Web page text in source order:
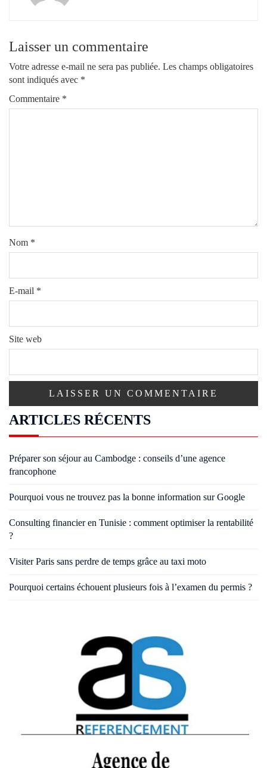
Laisser un commentaire
Votre adresse e-mail ne sera pas publiée. Les champs obligatoires
sont indiqués avec *
Commentaire *
Nom *
E-mail *
Site web
ARTICLES RÉCENTS
Préparer son séjour au Cambodge : conseils d’une agence
francophone
Pourquoi vous ne trouvez pas la bonne information sur Google
Consulting financier en Tunisie : comment optimiser la rentabilité
?
Visiter Paris sans perdre de temps grâce au taxi moto
Pourquoi certains échouent plusieurs fois à l’examen du permis ?